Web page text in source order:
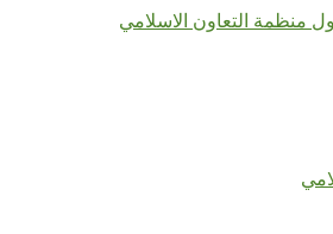
منظمة التعاون الاسلامي